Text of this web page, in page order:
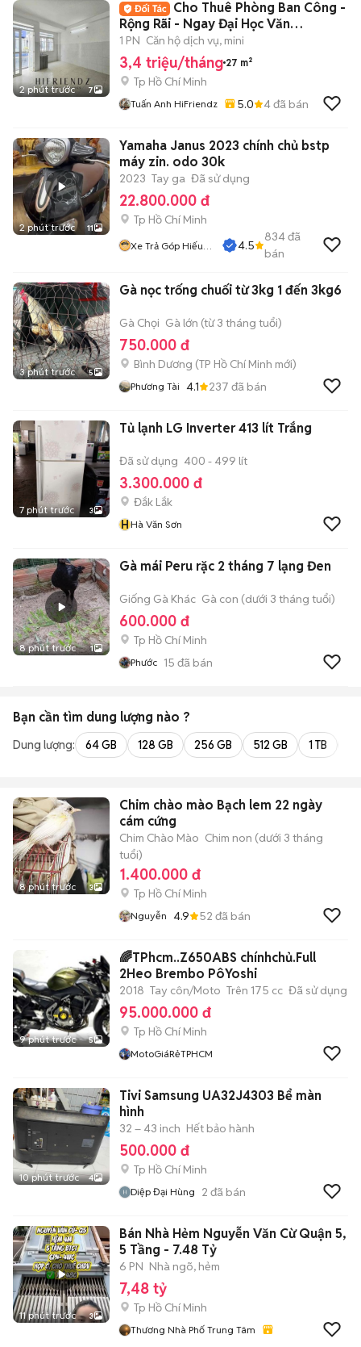
2 phút trước 7
Cho Thuê Phòng Ban Công -
Rộng Rãi - Ngay Đại Học Văn
Hiến,Đầm Sen
1 PN Căn hộ dịch vụ, mini
3,4 triệu/tháng 27 m²
Tp Hồ Chí Minh
Tuấn Anh HiFriendz 5.0 4đã bán
2 phút trước 11
Yamaha Janus 2023 chính chủ bstp
máy zin. odo 30k
2023 Tay ga Đã sử dụng
22.800.000 đ
Tp Hồ Chí Minh
Xe Trả Góp Hiếu
4.5
834đã
bán
3 phút trước 5
Gà nọc trống chuối từ 3kg 1 đến 3kg6
Gà Chọi Gà lớn (từ 3 tháng tuổi)
750.000 đ
Bình Dương (TP Hồ Chí Minh mới)
Phương Tài 4.1 237 đã bán
7 phút trước 3
Tủ lạnh LG Inverter 413 lít Trắng
Đã sử dụng 400 - 499 lít
3.300.000 đ
Đắk Lắk
HHà Văn Sơn
8 phút trước 1
Gà mái Peru rặc 2 tháng 7 lạng Đen
Giống Gà Khác Gà con (dưới 3 tháng tuổi)
600.000 đ
Tp Hồ Chí Minh
Phước 15 đã bán
Bạn cần tìm dung lượng nào ?
Dung lượng: 64 GB 128 GB 256 GB 512 GB 1 TB
8 phút trước 3
Chim chào mào Bạch lem 22 ngày
cám cứng
Chim Chào Mào Chim non (dưới 3 tháng
tuổi)
1.400.000 đ
Tp Hồ Chí Minh
Nguyễn 4.9 52 đã bán
9 phút trước 5
🌈TPhcm..Z650ABS chínhchủ.Full
2Heo Brembo PôYoshi
2018 Tay côn/Moto Trên 175 cc Đã sử dụng
95.000.000 đ
Tp Hồ Chí Minh
MotoGiáRẻTPHCM
10 phút trước 4
Tivi Samsung UA32J4303 Bể màn
hình
32 – 43 inch Hết bảo hành
500.000 đ
Tp Hồ Chí Minh
Diệp Đại Hùng 2 đã bán
11 phút trước 3
Bán Nhà Hẻm Nguyễn Văn Cừ Quận 5,
5 Tầng - 7.48 Tỷ
6 PN Nhà ngõ, hẻm
7,48 tỷ
Tp Hồ Chí Minh
Thương Nhà Phố Trung Tâm